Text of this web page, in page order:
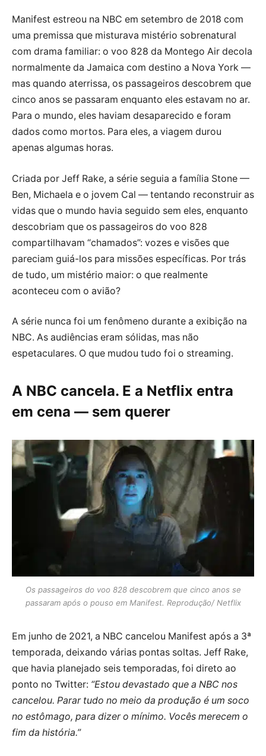
Manifest estreou na NBC em setembro de 2018 com
uma premissa que misturava mistério sobrenatural
com drama familiar: o voo 828 da Montego Air decola
normalmente da Jamaica com destino a Nova York —
mas quando aterrissa, os passageiros descobrem que
cinco anos se passaram enquanto eles estavam no ar.
Para o mundo, eles haviam desaparecido e foram
dados como mortos. Para eles, a viagem durou
apenas algumas horas.
Criada por Jeff Rake, a série seguia a família Stone —
Ben, Michaela e o jovem Cal — tentando reconstruir as
vidas que o mundo havia seguido sem eles, enquanto
descobriam que os passageiros do voo 828
compartilhavam “chamados”: vozes e visões que
pareciam guiá-los para missões específicas. Por trás
de tudo, um mistério maior: o que realmente
aconteceu com o avião?
A série nunca foi um fenômeno durante a exibição na
NBC. As audiências eram sólidas, mas não
espetaculares. O que mudou tudo foi o streaming.
A NBC cancela. E a Netflix entra
em cena — sem querer
Os passageiros do voo 828 descobrem que cinco anos se
passaram após o pouso em Manifest. Reprodução/ Netflix
Em junho de 2021, a NBC cancelou Manifest após a 3ª
temporada, deixando várias pontas soltas. Jeff Rake,
que havia planejado seis temporadas, foi direto ao
ponto no Twitter: “Estou devastado que a NBC nos
cancelou. Parar tudo no meio da produção é um soco
no estômago, para dizer o mínimo. Vocês merecem o
fim da história.”